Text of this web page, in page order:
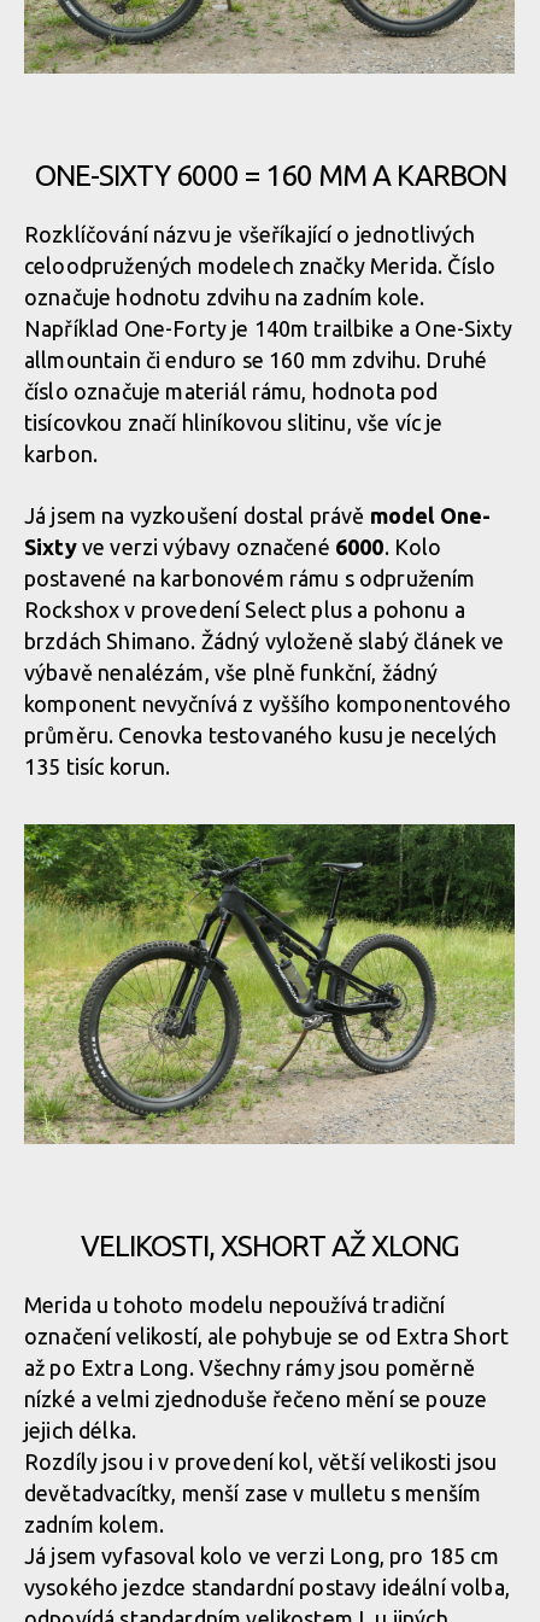
Enduro kolo postavené na karbonovém rámu
Enduro kolo postavené na karbonovém rámu
Enduro kolo postavené na karbonovém rámu
Disponující zdvihem 170mm vepředu a 162 mm vzadu
Disponující zdvihem 170mm vepředu a 162 mm vzadu
Disponující zdvihem 170mm vepředu a 162 mm vzadu
Disponující zdvihem 170mm vepředu a 162 mm vzadu
Disponující zdvihem 170mm vepředu a 162 mm vzadu
Disponující zdvihem 170mm vepředu a 162 mm vzadu
Merida One-Sixty
Merida One-Sixty
Merida One-Sixty
Merida One-Sixty
Merida One-Sixty
Merida One-Sixty
Merida One-Sixty
Merida One-Sixty
Merida One-Sixty
Merida One-Sixty
Merida One-Sixty
ONE-SIXTY 6000 = 160 MM A KARBON
Rozklíčování názvu je všeříkající o jednotlivých
celoodpružených modelech značky Merida. Číslo
označuje hodnotu zdvihu na zadním kole.
Například One-Forty je 140m trailbike a One-Sixty
allmountain či enduro se 160 mm zdvihu. Druhé
číslo označuje materiál rámu, hodnota pod
tisícovkou značí hliníkovou slitinu, vše víc je
karbon.
Já jsem na vyzkoušení dostal právě model One-
Sixtyve verzi výbavy označené 6000. Kolo
postavené na karbonovém rámu s odpružením
Rockshox v provedení Select plus a pohonu a
brzdách Shimano. Žádný vyloženě slabý článek ve
výbavě nenalézám, vše plně funkční, žádný
komponent nevyčnívá z vyššího komponentového
průměru. Cenovka testovaného kusu je necelých
135 tisíc korun.
Všechny se vyznačují nízkým rámem a liší se především jeho
délkou
Všechny se vyznačují nízkým rámem a liší se především jeho
délkou
Všechny se vyznačují nízkým rámem a liší se především jeho
délkou
VELIKOSTI, XSHORT AŽ XLONG
Merida u tohoto modelu nepoužívá tradiční
označení velikostí, ale pohybuje se od Extra Short
až po Extra Long. Všechny rámy jsou poměrně
nízké a velmi zjednoduše řečeno mění se pouze
jejich délka.
Rozdíly jsou i v provedení kol, větší velikosti jsou
devětadvacítky, menší zase v mulletu s menším
zadním kolem.
Já jsem vyfasoval kolo ve verzi Long, pro 185 cm
vysokého jezdce standardní postavy ideální volba,